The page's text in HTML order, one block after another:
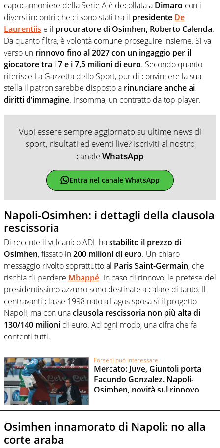
capocannoniere della Serie A è decollata a Dimaro con i
diversi incontri che ci sono stati tra il presidente De
Laurentiis e il procuratore di Osimhen, Roberto Calenda.
Da quanto filtra, è volontà comune proseguire insieme. Si va
verso un rinnovo fino al 2027 con un ingaggio per il
giocatore tra i 7 e i 7,5 milioni di euro. Secondo quanto
riferisce La Gazzetta dello Sport, pur di convincere la sua
stella il patron sarebbe disposto a rinunciare anche ai
diritti d’immagine. Insomma, un contratto da top player.
Vuoi essere sempre aggiornato su ultime news di
sport, risultati ed eventi live? Iscriviti al nostro
canaleWhatsApp
Entra nel canale WhatsApp
Napoli-Osimhen: i dettagli della clausola
rescissoria
Di recente il vulcanico ADL hastabilito il prezzo di
Osimhen, fissato in200 milioni di euro. Un chiaro
messaggio rivolto soprattutto al Paris Saint-Germain, che
rischia di perdere Mbappé. In caso di rinnovo, le pretese del
presidentissimo azzurro sono destinate a calare di tanto. Il
centravanti classe 1998 nato a Lagos sposa sì il progetto
Napoli, ma con unaclausola rescissoria non più alta di
130/140 milioni di euro. Ad ogni modo, una cifra che fa
contenti tutti.
Forse ti può interessare
Mercato: Juve, Giuntoli porta
Facundo Gonzalez. Napoli-
Osimhen, novità sul rinnovo
Osimhen innamorato di Napoli: no alla
corte araba